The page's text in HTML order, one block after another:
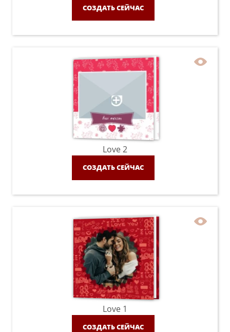
СОЗДАТЬ СЕЙЧАС
Love 2
СОЗДАТЬ СЕЙЧАС
Love 1
СОЗДАТЬ СЕЙЧАС